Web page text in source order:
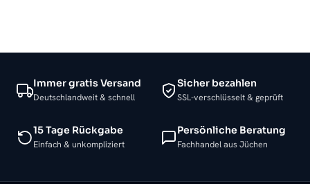
Immer gratis Versand
Deutschlandweit & schnell
Sicher bezahlen
SSL-verschlüsselt & geprüft
15 Tage Rückgabe
Einfach & unkompliziert
Persönliche Beratung
Fachhandel aus Jüchen